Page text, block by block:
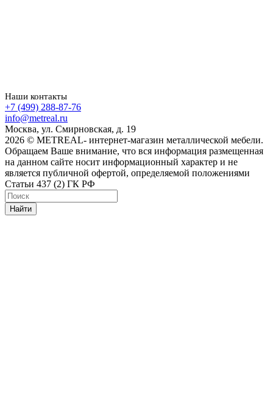
Наши контакты
+7 (499) 288-87-76
info@metreal.ru
Москва, ул. Смирновская, д. 19
2026 © METREAL- интернет-магазин металлической мебели.
Обращаем Ваше внимание, что вся информация размещенная
на данном сайте носит информационный характер и не
является публичной офертой, определяемой положениями
Статьи 437 (2) ГК РФ
Найти